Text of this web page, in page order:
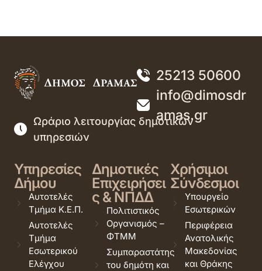
25213 50600
info@dimosdr
amas.gr
Ωράριο λειτουργίας δημοτικών
υπηρεσιών
Υπηρεσίες
Δήμου
Αυτοτελές
Τμήμα Κ.Ε.Π.
Αυτοτελές
Τμήμα
Εσωτερικού
Ελέγχου
Δημοτικές
Επιχειρήσει
ς & ΝΠΔΔ
Πολιτιστικός
Οργανισμός –
ΦΤΜΜ
Συμπαραστάτης
του δημότη και
Χρήσιμοι
Σύνδεσμοι
Υπουργείο
Εσωτερικών
Περιφέρεια
Ανατολικής
Μακεδονίας
και Θράκης